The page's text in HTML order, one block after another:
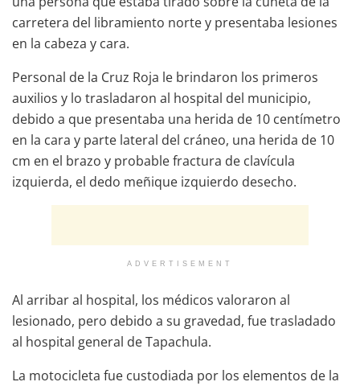
carretera del libramiento norte y presentaba lesiones
en la cabeza y cara.
Personal de la Cruz Roja le brindaron los primeros
auxilios y lo trasladaron al hospital del municipio,
debido a que presentaba una herida de 10 centímetro
en la cara y parte lateral del cráneo, una herida de 10
cm en el brazo y probable fractura de clavícula
izquierda, el dedo meñique izquierdo desecho.
ADVERTISEMENT
Al arribar al hospital, los médicos valoraron al
lesionado, pero debido a su gravedad, fue trasladado
al hospital general de Tapachula.
La motocicleta fue custodiada por los elementos de la